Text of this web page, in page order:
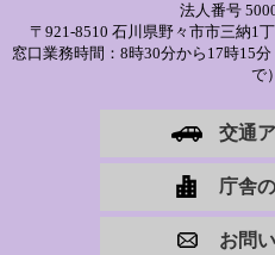
法人番号
〒921-8510 石川県野々市市三納1
窓口業務時間：8時30分から17時15分
で）
交通
庁舎
お問